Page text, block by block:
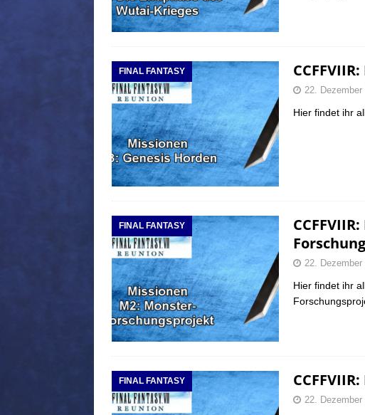
FINAL FANTASY
22. Dezember
Hier findet ihr
FINAL FANTASY
22. Dezember
Hier findet ihr
FINAL FANTASY
22. Dezember